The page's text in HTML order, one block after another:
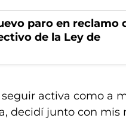
paro en reclamo
de la Ley de
activa como a
decidí junto con mis